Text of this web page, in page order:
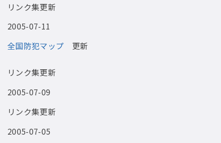
リンク集更新
2005-07-11
全国防犯マップ 更新
リンク集更新
2005-07-09
リンク集更新
2005-07-05